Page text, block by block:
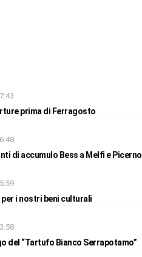
prima di Ferragosto
di accumulo Bess a Melfi e Picerno
per i nostri beni culturali
del “Tartufo Bianco Serrapotamo”